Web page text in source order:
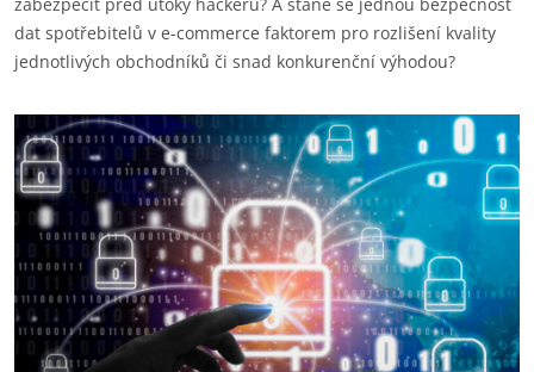
dat spotřebitelů v e-commerce faktorem pro rozlišení kvality
jednotlivých obchodníků či snad konkurenční výhodou?